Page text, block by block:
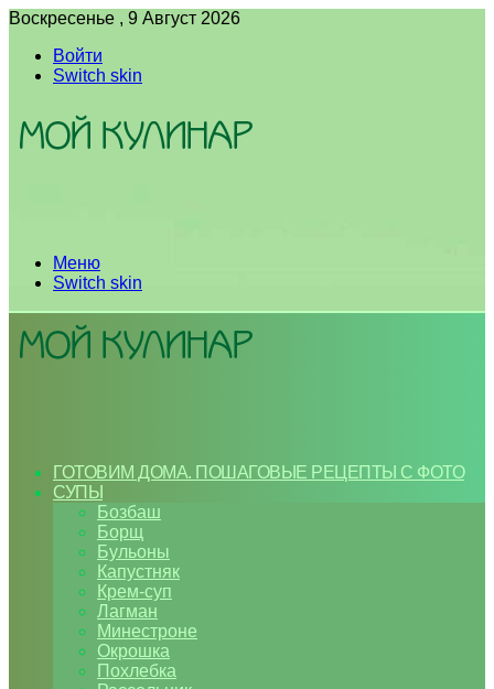
Воскресенье , 9 Август 2026
Войти
Switch skin
Меню
Switch skin
ГОТОВИМ ДОМА. ПОШАГОВЫЕ РЕЦЕПТЫ С ФОТО
СУПЫ
Бозбаш
Борщ
Бульоны
Капустняк
Крем-суп
Лагман
Минестроне
Окрошка
Похлебка